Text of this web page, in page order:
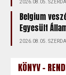
2026.08.05.
Belgium
Egyesült
2026.08.05.
KÖNYV -